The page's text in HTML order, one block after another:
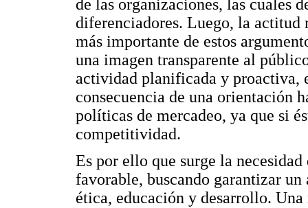
de las organizaciones, las cuales
diferenciadores. Luego, la actitud
más importante de estos
una imagen transparente al
actividad planificada y proactiva,
consecuencia de una orientación
políticas de mercadeo, ya que si
competitividad.
Es por ello que surge la
favorable, buscando garantizar
ética, educación y desarrollo.